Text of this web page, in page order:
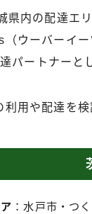
県内の配達エ
ウーバーイ
パートナーと
用や配達を検
：水戸市・つ